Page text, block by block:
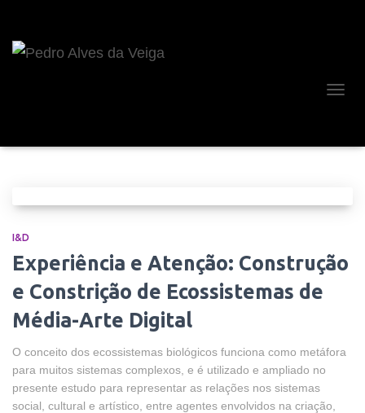
I&D
Experiência e Atenção: Construção
e Constrição de Ecossistemas de
Média-Arte Digital
O conceito dos ecossistemas biológicos funciona como metáfora
para muitos sistemas complexos, e é utilizado e ampliado no
presente estudo para representar as relações nos sistemas
social, cultural e artístico, entre agentes envolvidos na criação,